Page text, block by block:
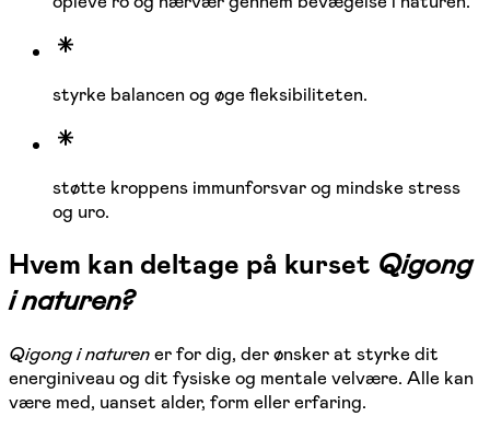
styrke balancen og øge fleksibiliteten.
støtte kroppens immunforsvar og mindske stress
og uro.
Hvem kan deltage på kurset Qigong
i naturen?
Qigong i naturener for dig, der ønsker at styrke dit
energiniveau og dit fysiske og mentale velvære. Alle kan
være med, uanset alder, form eller erfaring.